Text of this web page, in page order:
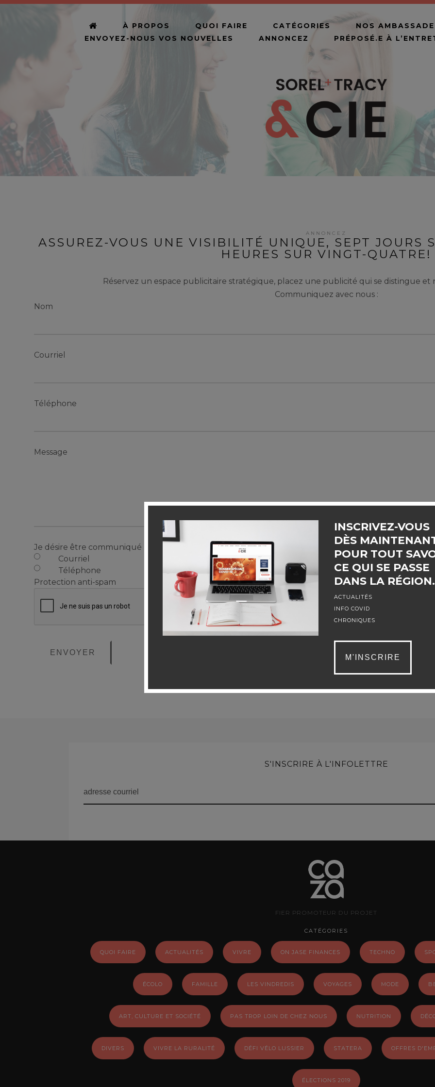
INSCRIVEZ-VOUS
DÈS
POUR TOUT
CE QUI SE PASSE
DANS LA RÉGION.
ACTUALITÉS
INFO COVID
CHRONIQUES
M'INSCRIRE
À PROPOS QUOI FAIRE CATÉGORIES
NOS
ENVOYEZ-NOUS VOS NOUVELLES
ANNONCEZ PRÉPOSÉ.E À
ANNONCEZ
ASSUREZ-VOUS UNE VISIBILITÉ UNIQUE, SEPT JOURS
HEURES SUR VINGT-QUATRE!
Réservez un espace publicitaire stratégique, placez une publicité qui se distingue
Communiquez avec nous :
Nom
Courriel
Téléphone
Message
Je désire être communiqué par
Courriel
Téléphone
Protection anti-spam
S'INSCRIRE À L'INFOLETTRE
FIER PROMOTEUR DU PROJET
CATÉGORIES
QUOI FAIRE ACTUALITÉS VIVRE ON JASE FINANCES TECHNO
ÉCOLO FAMILLE LES VINDREDIS VOYAGES MODE
ART, CULTURE ET SOCIÉTÉ PAS TROP LOIN DE CHEZ NOUS NUTRITION
DIVERS VIVRE LA RURALITÉ DÉFI VÉLO LUSSIER STATERA OFFRES
ÉLECTIONS 2019